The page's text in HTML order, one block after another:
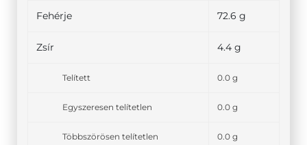
Fehérje 72.6 g
Zsír 4.4 g
Telített 0.0 g
Egyszeresen telítetlen 0.0 g
Többszörösen telítetlen 0.0 g